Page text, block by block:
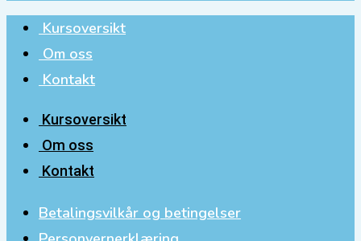
Kursoversikt
Om oss
Kontakt
Kursoversikt
Om oss
Kontakt
Betalingsvilkår og betingelser